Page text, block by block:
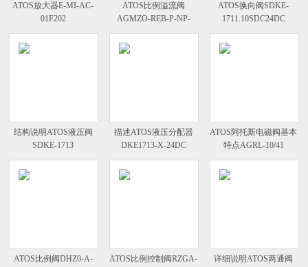
ATOS放大器E-MI-AC-
01F202
ATOS比例溢流阀
AGMZO-REB-P-NP-
10/210/I
ATOS换向阀SDKE-
1711.10SDC24DC
结构说明ATOS液压阀
SDKE-1713
描述ATOS液压分配器
DKE1713-Х-24DC
ATOS阿托斯电磁阀基本
特点AGRL-10/41
ATOS比例阀DHZ0-A-
ATOS比例控制阀RZGA-
详细说明ATOS两通阀